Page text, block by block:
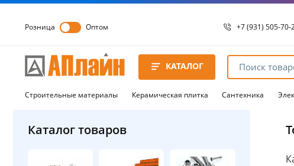
Розница Оптом +7 (931) 505-70-
8 8172 54-15-98
8 8172 54-15-96
КАТАЛОГ
Строительные материалы Керамическая плитка Сантехника
Каталог товаров
Для